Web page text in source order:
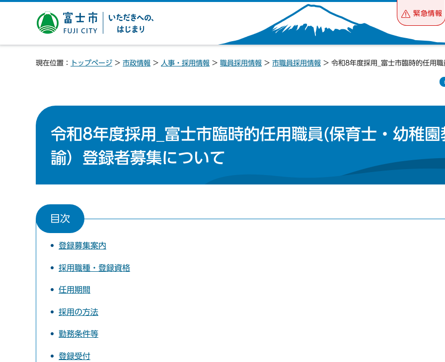
富士市 いただきへの、は
じまり
緊急情報
現在位置： トップページ > 市政情報 > 人事・採用情報 > 職員採用情報 > 市職員採用情報 > 令和8年度採用_富士市臨時的任用
令和8年度採用_富士市臨時的任用職員(保育士・幼稚園
諭）登録者募集について
目次
登録募集案内
採用職種・登録資格
任用期間
採用の方法
勤務条件等
登録受付